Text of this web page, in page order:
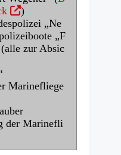
n
e
m
u
T
b)
n
e
i
n
n
u
e
T
(Ö
f
f
n
i
e
i
e
)
„Ne
„F
zur Absic
Marinefliege
der Marinefli